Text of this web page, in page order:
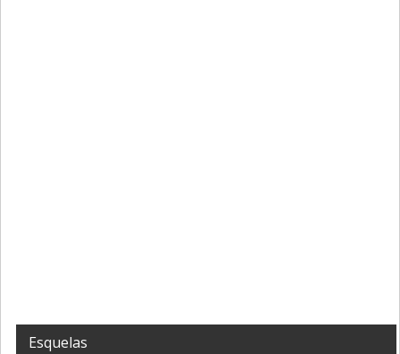
Esquelas